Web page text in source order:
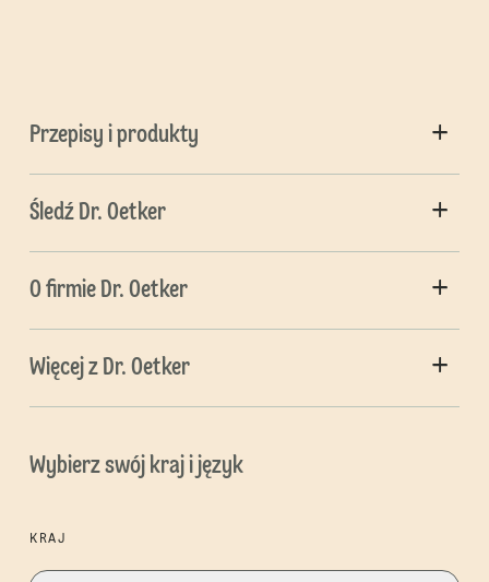
Przepisy i produkty
Śledź Dr. Oetker
O firmie Dr. Oetker
Więcej z Dr. Oetker
Wybierz swój kraj i język
KRAJ